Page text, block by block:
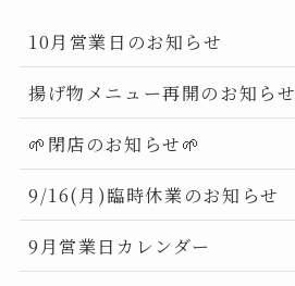
10月営業日のお知らせ
揚げ物メニュー再開のお知らせ
🌱閉店のお知らせ🌱
9/16(月)臨時休業のお知らせ
9月営業日カレンダー